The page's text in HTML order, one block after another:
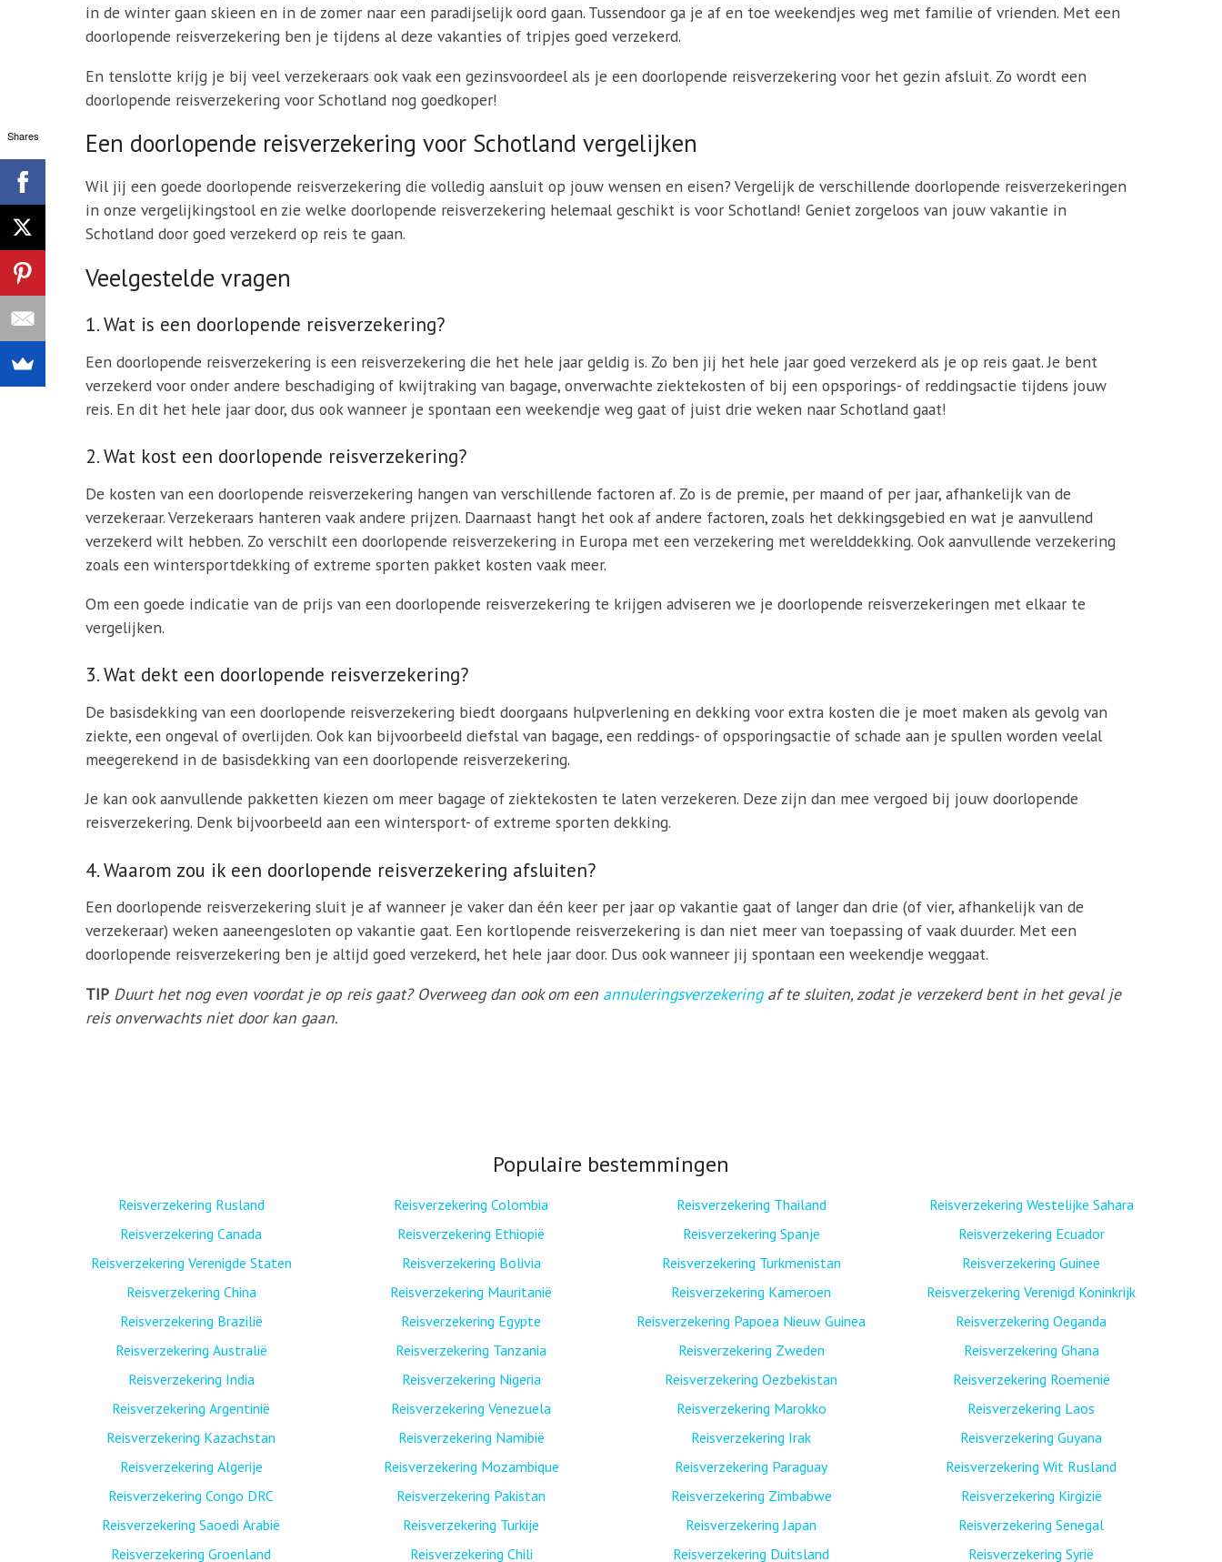
in de winter gaan skieen en in de zomer naar een paradijselijk oord gaan. Tussendoor ga je af en toe weekendjes weg met familie of vrienden. Met een
doorlopende reisverzekering ben je tijdens al deze vakanties of tripjes goed verzekerd.
En tenslotte krijg je bij veel verzekeraars ook vaak een gezinsvoordeel als je een doorlopende reisverzekering voor het gezin afsluit. Zo wordt een
doorlopende reisverzekering voor Schotland nog goedkoper!
Een doorlopende reisverzekering voor Schotland vergelijken
Wil jij een goede doorlopende reisverzekering die volledig aansluit op jouw wensen en eisen? Vergelijk de verschillende doorlopende reisverzekeringen
in onze vergelijkingstool en zie welke doorlopende reisverzekering helemaal geschikt is voor Schotland! Geniet zorgeloos van jouw vakantie in
Schotland door goed verzekerd op reis te gaan.
Veelgestelde vragen
1. Wat is een doorlopende reisverzekering?
Een doorlopende reisverzekering is een reisverzekering die het hele jaar geldig is. Zo ben jij het hele jaar goed verzekerd als je op reis gaat. Je bent
verzekerd voor onder andere beschadiging of kwijtraking van bagage, onverwachte ziektekosten of bij een opsporings- of reddingsactie tijdens jouw
reis. En dit het hele jaar door, dus ook wanneer je spontaan een weekendje weg gaat of juist drie weken naar Schotland gaat!
2. Wat kost een doorlopende reisverzekering?
De kosten van een doorlopende reisverzekering hangen van verschillende factoren af. Zo is de premie, per maand of per jaar, afhankelijk van de
verzekeraar. Verzekeraars hanteren vaak andere prijzen. Daarnaast hangt het ook af andere factoren, zoals het dekkingsgebied en wat je aanvullend
verzekerd wilt hebben. Zo verschilt een doorlopende reisverzekering in Europa met een verzekering met werelddekking. Ook aanvullende verzekering
zoals een wintersportdekking of extreme sporten pakket kosten vaak meer.
Om een goede indicatie van de prijs van een doorlopende reisverzekering te krijgen adviseren we je doorlopende reisverzekeringen met elkaar te
vergelijken.
3. Wat dekt een doorlopende reisverzekering?
De basisdekking van een doorlopende reisverzekering biedt doorgaans hulpverlening en dekking voor extra kosten die je moet maken als gevolg van
ziekte, een ongeval of overlijden. Ook kan bijvoorbeeld diefstal van bagage, een reddings- of opsporingsactie of schade aan je spullen worden veelal
meegerekend in de basisdekking van een doorlopende reisverzekering.
Je kan ook aanvullende pakketten kiezen om meer bagage of ziektekosten te laten verzekeren. Deze zijn dan mee vergoed bij jouw doorlopende
reisverzekering. Denk bijvoorbeeld aan een wintersport- of extreme sporten dekking.
4. Waarom zou ik een doorlopende reisverzekering afsluiten?
Een doorlopende reisverzekering sluit je af wanneer je vaker dan één keer per jaar op vakantie gaat of langer dan drie (of vier, afhankelijk van de
verzekeraar) weken aaneengesloten op vakantie gaat. Een kortlopende reisverzekering is dan niet meer van toepassing of vaak duurder. Met een
doorlopende reisverzekering ben je altijd goed verzekerd, het hele jaar door. Dus ook wanneer jij spontaan een weekendje weggaat.
TIP Duurt het nog even voordat je op reis gaat? Overweeg dan ook om een annuleringsverzekeringaf te sluiten, zodat je verzekerd bent in het geval je
reis onverwachts niet door kan gaan.
Populaire bestemmingen
Reisverzekering Rusland
Reisverzekering Canada
Reisverzekering Verenigde Staten
Reisverzekering China
Reisverzekering Brazilië
Reisverzekering Australië
Reisverzekering India
Reisverzekering Argentinië
Reisverzekering Kazachstan
Reisverzekering Algerije
Reisverzekering Congo DRC
Reisverzekering Saoedi Arabië
Reisverzekering Groenland
Reisverzekering Colombia
Reisverzekering Ethiopië
Reisverzekering Bolivia
Reisverzekering Mauritanië
Reisverzekering Egypte
Reisverzekering Tanzania
Reisverzekering Nigeria
Reisverzekering Venezuela
Reisverzekering Namibië
Reisverzekering Mozambique
Reisverzekering Pakistan
Reisverzekering Turkije
Reisverzekering Chili
Reisverzekering Thailand
Reisverzekering Spanje
Reisverzekering Turkmenistan
Reisverzekering Kameroen
Reisverzekering Papoea Nieuw Guinea
Reisverzekering Zweden
Reisverzekering Oezbekistan
Reisverzekering Marokko
Reisverzekering Irak
Reisverzekering Paraguay
Reisverzekering Zimbabwe
Reisverzekering Japan
Reisverzekering Duitsland
Reisverzekering Westelijke Sahara
Reisverzekering Ecuador
Reisverzekering Guinee
Reisverzekering Verenigd Koninkrijk
Reisverzekering Oeganda
Reisverzekering Ghana
Reisverzekering Roemenië
Reisverzekering Laos
Reisverzekering Guyana
Reisverzekering Wit Rusland
Reisverzekering Kirgizië
Reisverzekering Senegal
Reisverzekering Syrië
Shares